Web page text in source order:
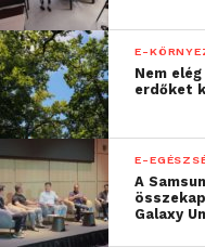
munkaerő
ellenőrzések
online
ellenőrzése,
érdekében;
E-
Nem
erdőket
E-
A
Galaxy